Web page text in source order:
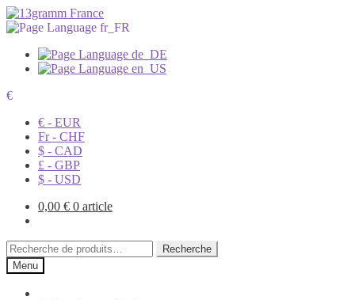
€
€ - EUR
Fr - CHF
$ - CAD
£ - GBP
$ - USD
0,00 € 0 article
Recherche
pour :
Recherche
Menu